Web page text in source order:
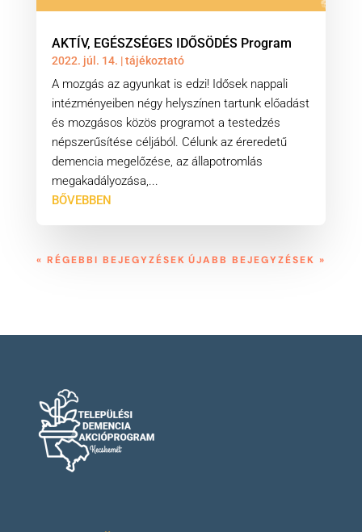
AKTÍV, EGÉSZSÉGES IDŐSÖDÉS Program
2022. júl. 14. |tájékoztató
A mozgás az agyunkat is edzi! Idősek nappali
intézményeiben négy helyszínen tartunk előadást
és mozgásos közös programot a testedzés
népszerűsítése céljából. Célunk az éreredetű
demencia megelőzése, az állapotromlás
megakadályozása,...
BŐVEBBEN
« RÉGEBBI BEJEGYZÉSEK ÚJABB BEJEGYZÉSEK »